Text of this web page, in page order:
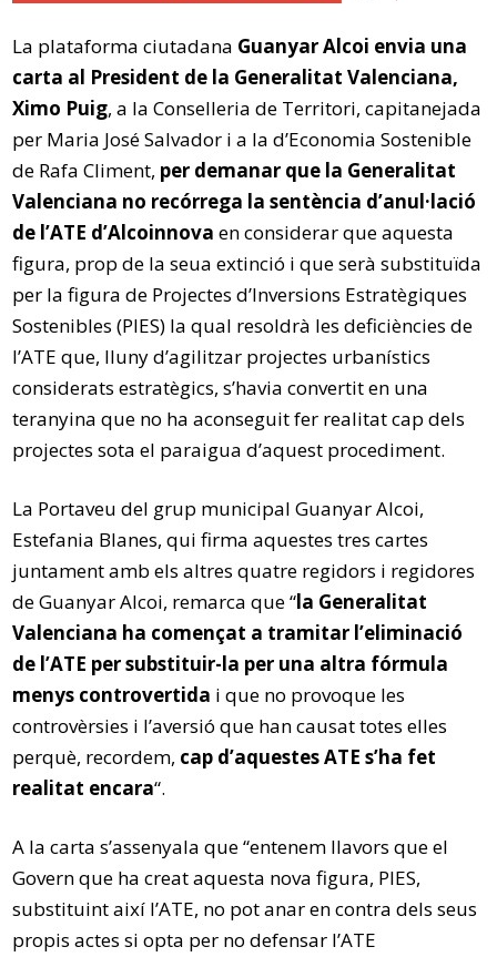
La plataforma ciutadana Guanyar Alcoi envia una
carta al President de la Generalitat Valenciana,
Ximo Puig, a la Conselleria de Territori, capitanejada
per Maria José Salvador i a la d’Economia Sostenible
de Rafa Climent, per demanar que la Generalitat
Valenciana no recórrega la sentència d’anul·lació
de l’ATE d’Alcoinnova en considerar que aquesta
figura, prop de la seua extinció i que serà substituïda
per la figura de Projectes d’Inversions Estratègiques
Sostenibles (PIES) la qual resoldrà les deficiències de
l’ATE que, lluny d’agilitzar projectes urbanístics
considerats estratègics, s’havia convertit en una
teranyina que no ha aconseguit fer realitat cap dels
projectes sota el paraigua d’aquest procediment.
La Portaveu del grup municipal Guanyar Alcoi,
Estefania Blanes, qui firma aquestes tres cartes
juntament amb els altres quatre regidors i regidores
de Guanyar Alcoi, remarca que “la Generalitat
Valenciana ha començat a tramitar l’eliminació
de l’ATE per substituir-la per una altra fórmula
menys controvertida i que no provoque les
controvèrsies i l’aversió que han causat totes elles
perquè, recordem, cap d’aquestes ATE s’ha fet
realitat encara“.
A la carta s’assenyala que “entenem llavors que el
Govern que ha creat aquesta nova figura, PIES,
substituint així l’ATE, no pot anar en contra dels seus
propis actes si opta per no defensar l’ATE